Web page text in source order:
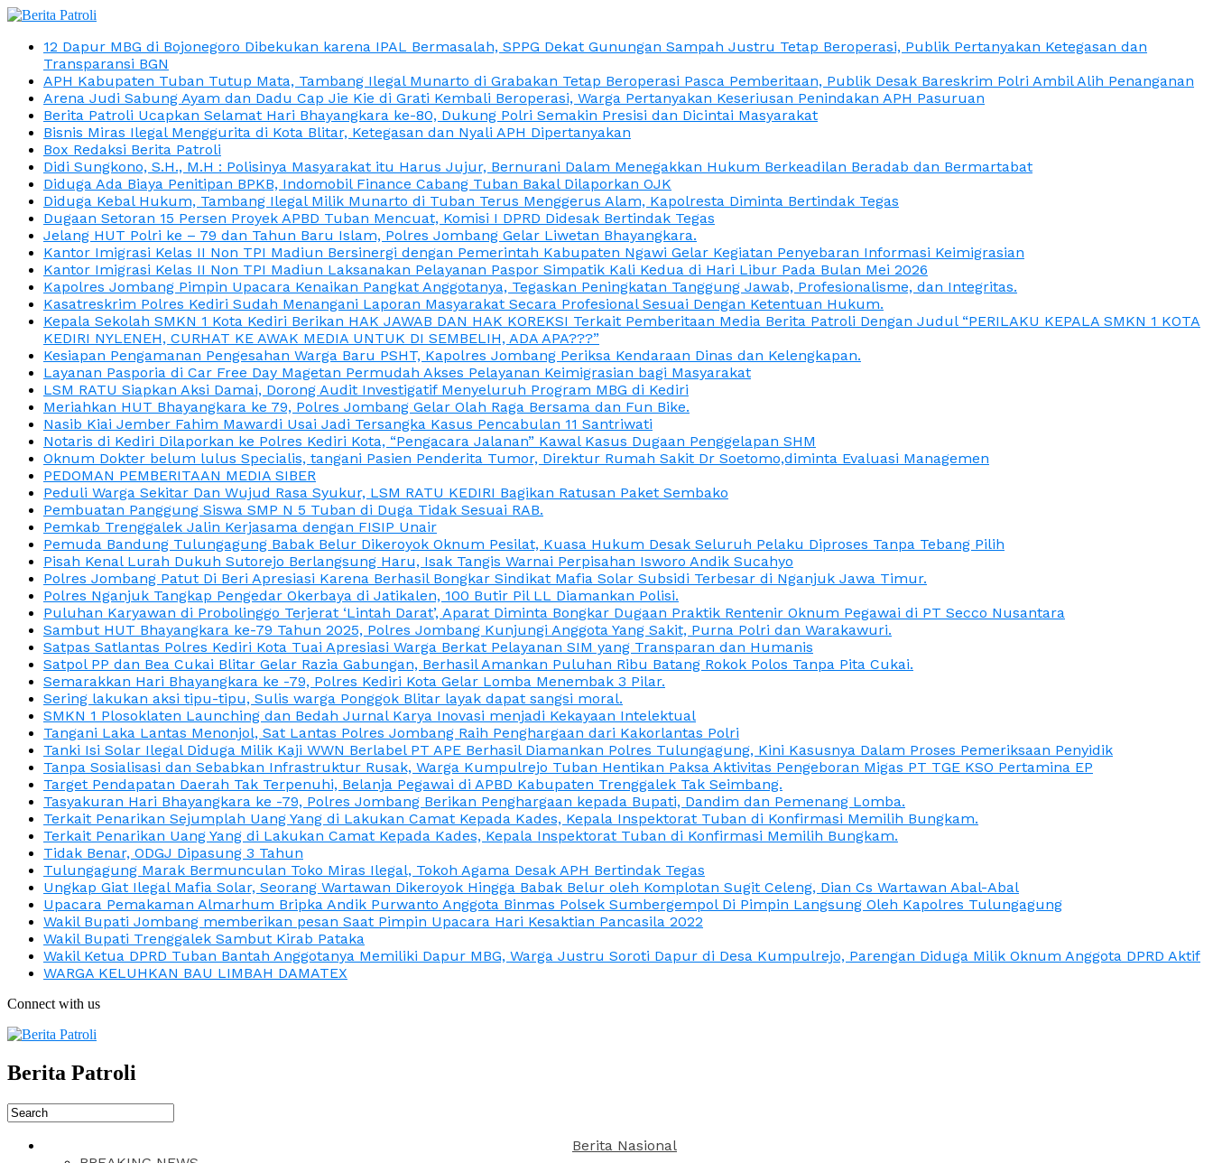
12 Dapur MBG di Bojonegoro Dibekukan karena IPAL Bermasalah, SPPG Dekat Gunungan Sampah Justru Tetap Beroperasi, Publik Pertanyakan Ketegasan dan
Transparansi BGN
APH Kabupaten Tuban Tutup Mata, Tambang Ilegal Munarto di Grabakan Tetap Beroperasi Pasca Pemberitaan, Publik Desak Bareskrim Polri Ambil Alih Penanganan
Arena Judi Sabung Ayam dan Dadu Cap Jie Kie di Grati Kembali Beroperasi, Warga Pertanyakan Keseriusan Penindakan APH Pasuruan
Berita Patroli Ucapkan Selamat Hari Bhayangkara ke-80, Dukung Polri Semakin Presisi dan Dicintai Masyarakat
Bisnis Miras Ilegal Menggurita di Kota Blitar, Ketegasan dan Nyali APH Dipertanyakan
Box Redaksi Berita Patroli
Didi Sungkono, S.H., M.H : Polisinya Masyarakat itu Harus Jujur, Bernurani Dalam Menegakkan Hukum Berkeadilan Beradab dan Bermartabat
Diduga Ada Biaya Penitipan BPKB, Indomobil Finance Cabang Tuban Bakal Dilaporkan OJK
Diduga Kebal Hukum, Tambang Ilegal Milik Munarto di Tuban Terus Menggerus Alam, Kapolresta Diminta Bertindak Tegas
Dugaan Setoran 15 Persen Proyek APBD Tuban Mencuat, Komisi I DPRD Didesak Bertindak Tegas
Jelang HUT Polri ke – 79 dan Tahun Baru Islam, Polres Jombang Gelar Liwetan Bhayangkara.
Kantor Imigrasi Kelas II Non TPI Madiun Bersinergi dengan Pemerintah Kabupaten Ngawi Gelar Kegiatan Penyebaran Informasi Keimigrasian
Kantor Imigrasi Kelas II Non TPI Madiun Laksanakan Pelayanan Paspor Simpatik Kali Kedua di Hari Libur Pada Bulan Mei 2026
Kapolres Jombang Pimpin Upacara Kenaikan Pangkat Anggotanya, Tegaskan Peningkatan Tanggung Jawab, Profesionalisme, dan Integritas.
Kasatreskrim Polres Kediri Sudah Menangani Laporan Masyarakat Secara Profesional Sesuai Dengan Ketentuan Hukum.
Kepala Sekolah SMKN 1 Kota Kediri Berikan HAK JAWAB DAN HAK KOREKSI Terkait Pemberitaan Media Berita Patroli Dengan Judul “PERILAKU KEPALA SMKN 1 KOTA
KEDIRI NYLENEH, CURHAT KE AWAK MEDIA UNTUK DI SEMBELIH, ADA APA???”
Kesiapan Pengamanan Pengesahan Warga Baru PSHT, Kapolres Jombang Periksa Kendaraan Dinas dan Kelengkapan.
Layanan Pasporia di Car Free Day Magetan Permudah Akses Pelayanan Keimigrasian bagi Masyarakat
LSM RATU Siapkan Aksi Damai, Dorong Audit Investigatif Menyeluruh Program MBG di Kediri
Meriahkan HUT Bhayangkara ke 79, Polres Jombang Gelar Olah Raga Bersama dan Fun Bike.
Nasib Kiai Jember Fahim Mawardi Usai Jadi Tersangka Kasus Pencabulan 11 Santriwati
Notaris di Kediri Dilaporkan ke Polres Kediri Kota, “Pengacara Jalanan” Kawal Kasus Dugaan Penggelapan SHM
Oknum Dokter belum lulus Specialis, tangani Pasien Penderita Tumor, Direktur Rumah Sakit Dr Soetomo,diminta Evaluasi Managemen
PEDOMAN PEMBERITAAN MEDIA SIBER
Peduli Warga Sekitar Dan Wujud Rasa Syukur, LSM RATU KEDIRI Bagikan Ratusan Paket Sembako
Pembuatan Panggung Siswa SMP N 5 Tuban di Duga Tidak Sesuai RAB.
Pemkab Trenggalek Jalin Kerjasama dengan FISIP Unair
Pemuda Bandung Tulungagung Babak Belur Dikeroyok Oknum Pesilat, Kuasa Hukum Desak Seluruh Pelaku Diproses Tanpa Tebang Pilih
Pisah Kenal Lurah Dukuh Sutorejo Berlangsung Haru, Isak Tangis Warnai Perpisahan Isworo Andik Sucahyo
Polres Jombang Patut Di Beri Apresiasi Karena Berhasil Bongkar Sindikat Mafia Solar Subsidi Terbesar di Nganjuk Jawa Timur.
Polres Nganjuk Tangkap Pengedar Okerbaya di Jatikalen, 100 Butir Pil LL Diamankan Polisi.
Puluhan Karyawan di Probolinggo Terjerat ‘Lintah Darat’, Aparat Diminta Bongkar Dugaan Praktik Rentenir Oknum Pegawai di PT Secco Nusantara
Sambut HUT Bhayangkara ke-79 Tahun 2025, Polres Jombang Kunjungi Anggota Yang Sakit, Purna Polri dan Warakawuri.
Satpas Satlantas Polres Kediri Kota Tuai Apresiasi Warga Berkat Pelayanan SIM yang Transparan dan Humanis
Satpol PP dan Bea Cukai Blitar Gelar Razia Gabungan, Berhasil Amankan Puluhan Ribu Batang Rokok Polos Tanpa Pita Cukai.
Semarakkan Hari Bhayangkara ke -79, Polres Kediri Kota Gelar Lomba Menembak 3 Pilar.
Sering lakukan aksi tipu-tipu, Sulis warga Ponggok Blitar layak dapat sangsi moral.
SMKN 1 Plosoklaten Launching dan Bedah Jurnal Karya Inovasi menjadi Kekayaan Intelektual
Tangani Laka Lantas Menonjol, Sat Lantas Polres Jombang Raih Penghargaan dari Kakorlantas Polri
Tanki Isi Solar Ilegal Diduga Milik Kaji WWN Berlabel PT APE Berhasil Diamankan Polres Tulungagung, Kini Kasusnya Dalam Proses Pemeriksaan Penyidik
Tanpa Sosialisasi dan Sebabkan Infrastruktur Rusak, Warga Kumpulrejo Tuban Hentikan Paksa Aktivitas Pengeboran Migas PT TGE KSO Pertamina EP
Target Pendapatan Daerah Tak Terpenuhi, Belanja Pegawai di APBD Kabupaten Trenggalek Tak Seimbang.
Tasyakuran Hari Bhayangkara ke -79, Polres Jombang Berikan Penghargaan kepada Bupati, Dandim dan Pemenang Lomba.
Terkait Penarikan Sejumplah Uang Yang di Lakukan Camat Kepada Kades, Kepala Inspektorat Tuban di Konfirmasi Memilih Bungkam.
Terkait Penarikan Uang Yang di Lakukan Camat Kepada Kades, Kepala Inspektorat Tuban di Konfirmasi Memilih Bungkam.
Tidak Benar, ODGJ Dipasung 3 Tahun
Tulungagung Marak Bermunculan Toko Miras Ilegal, Tokoh Agama Desak APH Bertindak Tegas
Ungkap Giat Ilegal Mafia Solar, Seorang Wartawan Dikeroyok Hingga Babak Belur oleh Komplotan Sugit Celeng, Dian Cs Wartawan Abal-Abal
Upacara Pemakaman Almarhum Bripka Andik Purwanto Anggota Binmas Polsek Sumbergempol Di Pimpin Langsung Oleh Kapolres Tulungagung
Wakil Bupati Jombang memberikan pesan Saat Pimpin Upacara Hari Kesaktian Pancasila 2022
Wakil Bupati Trenggalek Sambut Kirab Pataka
Wakil Ketua DPRD Tuban Bantah Anggotanya Memiliki Dapur MBG, Warga Justru Soroti Dapur di Desa Kumpulrejo, Parengan Diduga Milik Oknum Anggota DPRD Aktif
WARGA KELUHKAN BAU LIMBAH DAMATEX
Connect with us
Berita Patroli
Berita Nasional